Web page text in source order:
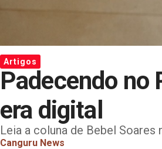
Artigos
Padecendo no
era digital
Leia a coluna de Bebel Soares
Canguru News